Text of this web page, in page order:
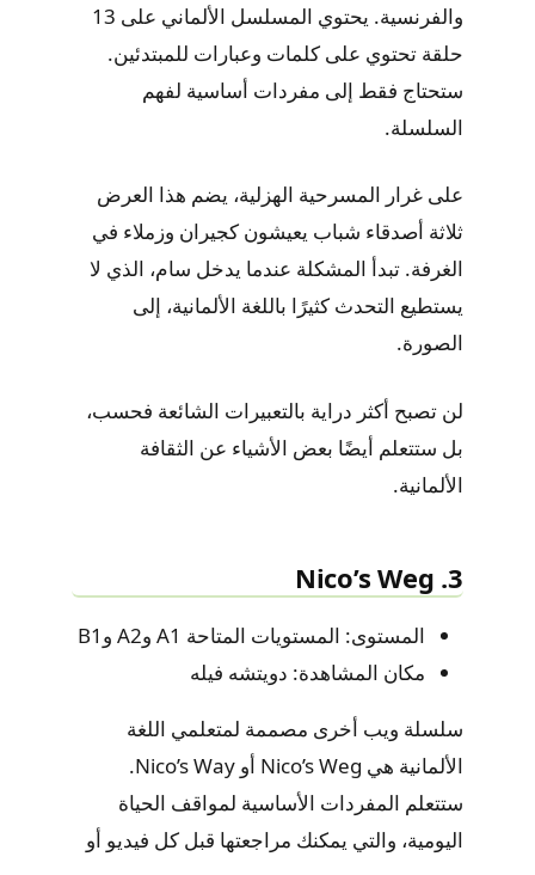
والفرنسية. يحتوي المسلسل الألماني على 13
حلقة تحتوي على كلمات وعبارات للمبتدئين.
ستحتاج فقط إلى مفردات أساسية لفهم
السلسلة.
على غرار المسرحية الهزلية، يضم هذا العرض
ثلاثة أصدقاء شباب يعيشون كجيران وزملاء في
الغرفة. تبدأ المشكلة عندما يدخل سام، الذي لا
يستطيع التحدث كثيرًا باللغة الألمانية، إلى
الصورة.
لن تصبح أكثر دراية بالتعبيرات الشائعة فحسب،
بل ستتعلم أيضًا بعض الأشياء عن الثقافة
الألمانية.
3. Nico’s Weg
المستوى: المستويات المتاحة A1 وA2 وB1
مكان المشاهدة: دويتشه فيله
سلسلة ويب أخرى مصممة لمتعلمي اللغة
الألمانية هي Nico’s Weg أو Nico’s Way.
ستتعلم المفردات الأساسية لمواقف الحياة
اليومية، والتي يمكنك مراجعتها قبل كل فيديو أو